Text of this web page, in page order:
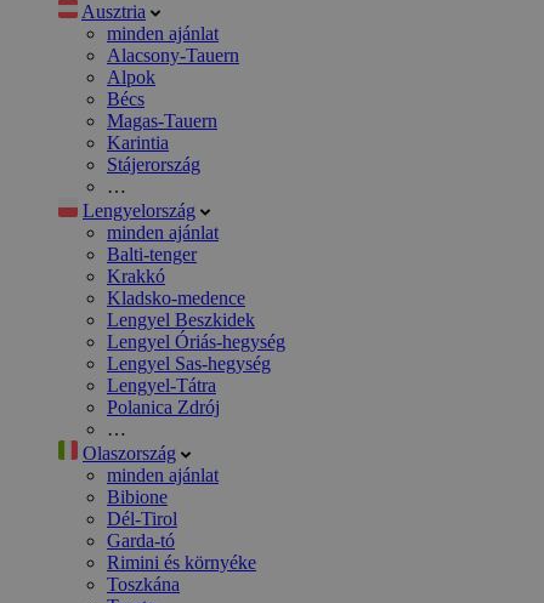
Ausztria
minden ajánlat
Alacsony-Tauern
Alpok
Bécs
Magas-Tauern
Karintia
Stájerország
…
Lengyelország
minden ajánlat
Balti-tenger
Krakkó
Kladsko-medence
Lengyel Beszkidek
Lengyel Óriás-hegység
Lengyel Sas-hegység
Lengyel-Tátra
Polanica Zdrój
…
Olaszország
minden ajánlat
Bibione
Dél-Tirol
Garda-tó
Rimini és környéke
Toszkána